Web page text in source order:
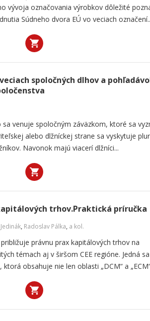
vývoja označovania výrobkov dôležité
Súdneho dvora EÚ vo veciach
spoločných dlhov a
sa venuje spoločným záväzkom, ktoré sa
alebo dlžníckej strane sa vyskytuje
Navonok majú viacerí dlžníci...
trhov.Praktická príručka
, Radoslav Pálka, a kol.
právnu prax kapitálových trhov na
témach aj v širšom CEE regióne. Jedná
obsahuje nie len oblasti „DCM“ a